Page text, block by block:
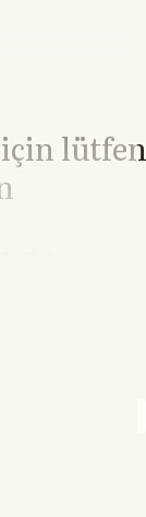
için lütfen